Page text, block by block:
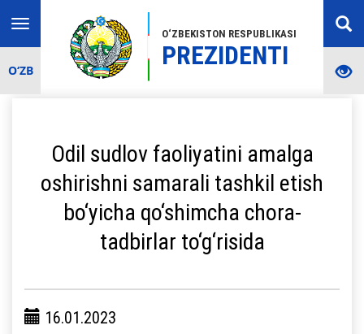
O‘ZBEKISTON RESPUBLIKASI
PREZIDENTI
Toggle
navigation
O‘ZB
Odil sudlov faoliyatini amalga
oshirishni samarali tashkil etish
bo‘yicha qo‘shimcha chora-
tadbirlar to‘g‘risida
16.01.2023